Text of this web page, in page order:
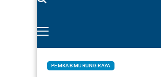
PEMKAB MURUNG RAYA